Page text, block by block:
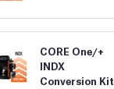
CORE One/+
INDX
Conversion Kit